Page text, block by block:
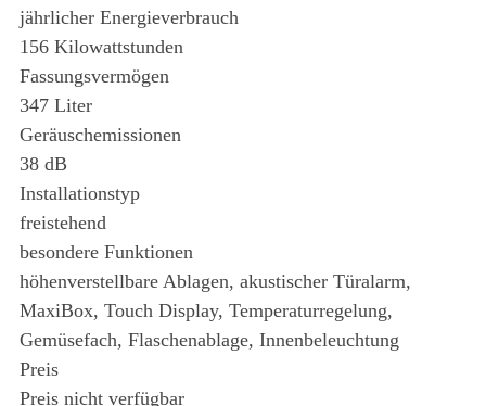
jährlicher Energieverbrauch
156 Kilowattstunden
Fassungsvermögen
347 Liter
Geräuschemissionen
38 dB
Installationstyp
freistehend
besondere Funktionen
höhenverstellbare Ablagen, akustischer Türalarm,
MaxiBox, Touch Display, Temperaturregelung,
Gemüsefach, Flaschenablage, Innenbeleuchtung
Preis
Preis nicht verfügbar